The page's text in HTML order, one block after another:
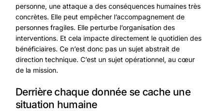
personne, une attaque a des conséquences humaines très
concrètes. Elle peut empêcher l’accompagnement de
personnes fragiles. Elle perturbe l’organisation des
interventions. Et cela impacte directement le quotidien des
bénéficiaires. Ce n’est donc pas un sujet abstrait de
direction technique. C’est un sujet opérationnel, au cœur
de la mission.
Derrière chaque donnée se cache une
situation humaine